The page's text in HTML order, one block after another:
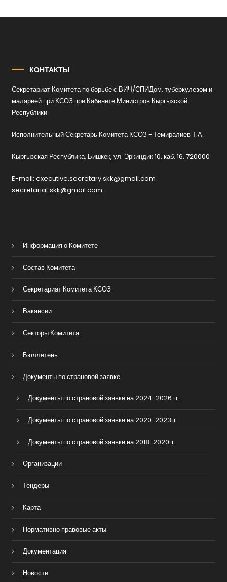
КОНТАКТЫ
Секретариат Комитета по борьбе с ВИЧ/СПИДом, туберкулезом и
малярией при КСОЗ при Кабинете Министров Кыргызской
Республики
Исполнительный Секретарь Комитета КСОЗ - Темиралиев Т.А.
Кыргызская Республика, Бишкек, ул. Эркиндик 10, каб. 16, 720000
E-mail: executive.secretary.skk@gmail.com
secretariat.skk@gmail.com
Информация о Комитете
Состав Комитета
Секретариат Комитета КСОЗ
Вакансии
Секторы Комитета
Бюллетень
Документы по страновой заявке
Документы по страновой заявке на 2024-2026 гг.
Документы по страновой заявке на 2020-2023гг.
Документы по страновой заявке на 2018-2020гг.
Организации
Тендеры
Карта
Нормативно правовые акты
Документация
Новости